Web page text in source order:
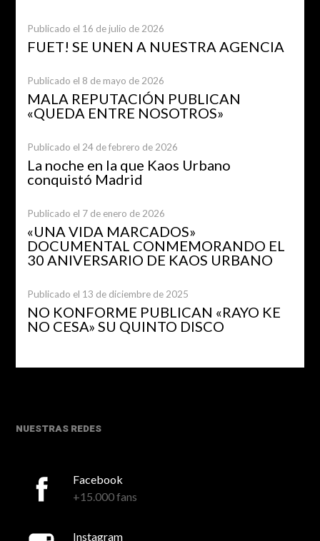
Publicado el 16 de julio de 2026
FUET! SE UNEN A NUESTRA AGENCIA
Publicado el 8 de mayo de 2026
MALA REPUTACIÓN PUBLICAN
«QUEDA ENTRE NOSOTROS»
Publicado el 24 de febrero de 2026
La noche en la que Kaos Urbano
conquistó Madrid
Publicado el 7 de enero de 2026
«UNA VIDA MARCADOS»
DOCUMENTAL CONMEMORANDO EL
30 ANIVERSARIO DE KAOS URBANO
Publicado el 13 de diciembre de 2025
NO KONFORME PUBLICAN «RAYO KE
NO CESA» SU QUINTO DISCO
NUESTRAS REDES
Facebook
+15.000 fans
Instagram